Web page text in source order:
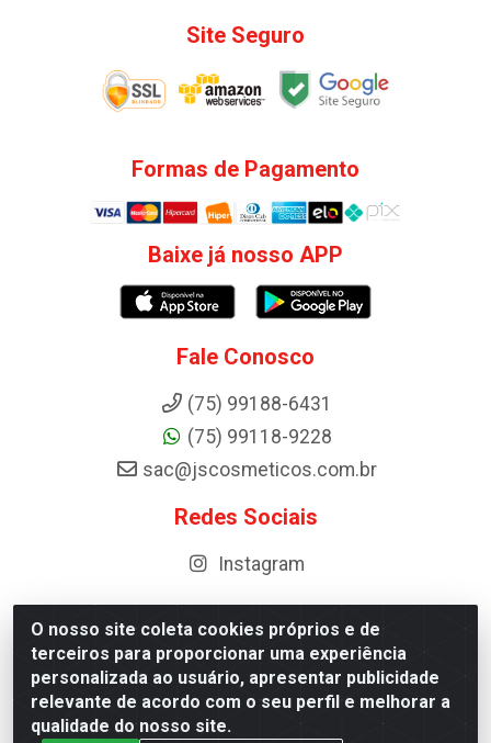
O nosso site coleta cookies próprios e de
terceiros para proporcionar uma experiência
personalizada ao usuário, apresentar publicidade
relevante de acordo com o seu perfil e melhorar a
qualidade do nosso site.
Site Seguro
Formas de Pagamento
Baixe já nosso APP
Fale Conosco
(75) 99188-6431
(75) 99118-9228
sac@jscosmeticos.com.br
Redes Sociais
Instagram
Distribuidora de Cosméticos Antoneto LTDA - BA-052,
km 87 - Industrial, Ipirá - BA, 44600-000 - CNPJ
10.984.107/0001-75